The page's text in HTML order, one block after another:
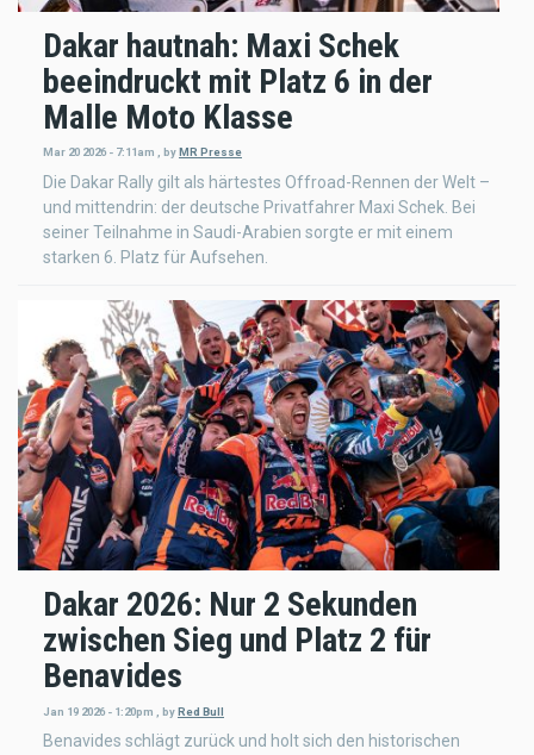
Dakar hautnah: Maxi Schek
beeindruckt mit Platz 6 in der
Malle Moto Klasse
Mar 20 2026 - 7:11am , by MR Presse
Die Dakar Rally gilt als härtestes Offroad-Rennen der Welt –
und mittendrin: der deutsche Privatfahrer Maxi Schek. Bei
seiner Teilnahme in Saudi-Arabien sorgte er mit einem
starken 6. Platz für Aufsehen.
Dakar 2026: Nur 2 Sekunden
zwischen Sieg und Platz 2 für
Benavides
Jan 19 2026 - 1:20pm byRed Bull
Benavides schlägt zurück und holt sich den historischen